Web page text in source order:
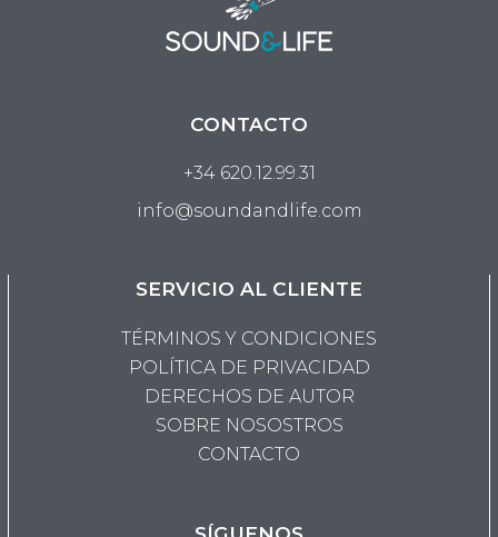
CONTACTO
+34 620.12.99.31
info@soundandlife.com
SERVICIO AL CLIENTE
TÉRMINOS Y CONDICIONES
POLÍTICA DE PRIVACIDAD
DERECHOS DE AUTOR
SOBRE NOSOSTROS
CONTACTO